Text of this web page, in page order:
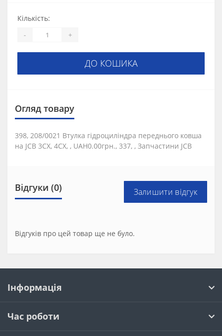
Кількість:
- +
ДО КОШИКА
Огляд товару
398, 208/0021 Втулка гідроциліндра переднього ковша
на JCB 3CX, 4CX, , UAH0.00грн., 337, , Запчастини JCB
Відгуки (0) Залишити відгук
Відгуків про цей товар ще не було.
Інформація
Час роботи